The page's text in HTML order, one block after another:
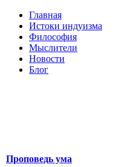
Главная
Истоки индуизма
Философия
Мыслители
Новости
Блог
Проповедь ума